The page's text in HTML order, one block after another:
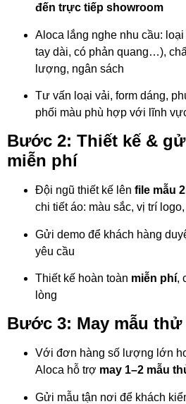
đến trực tiếp showroom
Aloca lắng nghe nhu cầu:
tay dài, có phản quang…),
lượng, ngân sách
Tư vấn loại vải, form dáng,
phối màu phù hợp với lĩnh
Bước 2: Thiết kế &
miễn phí
Đội ngũ thiết kế lên file mẫu
chi tiết áo: màu sắc, vị trí
Gửi demo để khách hàng
yêu cầu
Thiết kế hoàn toàn miễn phí,
lòng
Bước 3: May mẫu thử
Với đơn hàng số lượng lớn
Aloca hỗ trợ may 1–2 mẫu
Gửi mẫu tận nơi để khách